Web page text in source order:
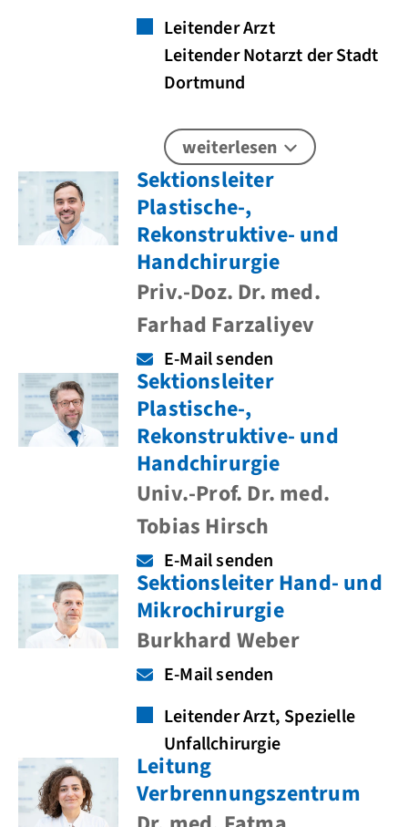
Leitender Arzt
Leitender Notarzt der Stadt
Dortmund
weiterlesen
Sektionsleiter
Plastische-,
Rekonstruktive- und
Handchirurgie
Priv.-Doz. Dr. med.
Farhad Farzaliyev
E-Mail senden
Sektionsleiter
Plastische-,
Rekonstruktive- und
Handchirurgie
Univ.-Prof. Dr. med.
Tobias Hirsch
E-Mail senden
Sektionsleiter Hand- und
Mikrochirurgie
Burkhard Weber
E-Mail senden
Leitender Arzt, Spezielle
Unfallchirurgie
Leitung
Verbrennungszentrum